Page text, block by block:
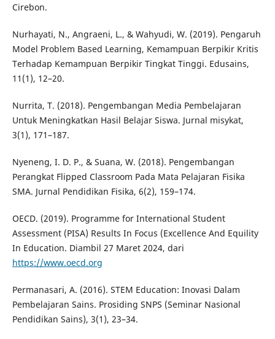
Cirebon.
Nurhayati, N., Angraeni, L., & Wahyudi, W. (2019). Pengaruh
Model Problem Based Learning, Kemampuan Berpikir Kritis
Terhadap Kemampuan Berpikir Tingkat Tinggi. Edusains,
11(1), 12–20.
Nurrita, T. (2018). Pengembangan Media Pembelajaran
Untuk Meningkatkan Hasil Belajar Siswa. Jurnal misykat,
3(1), 171–187.
Nyeneng, I. D. P., & Suana, W. (2018). Pengembangan
Perangkat Flipped Classroom Pada Mata Pelajaran Fisika
SMA. Jurnal Pendidikan Fisika, 6(2), 159–174.
OECD. (2019). Programme for International Student
Assessment (PISA) Results In Focus (Excellence And Equility
In Education. Diambil 27 Maret 2024, dari
https://www.oecd.org
Permanasari, A. (2016). STEM Education: Inovasi Dalam
Pembelajaran Sains. Prosiding SNPS (Seminar Nasional
Pendidikan Sains), 3(1), 23–34.